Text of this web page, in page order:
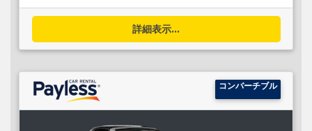
詳細表示...
コンバーチブル